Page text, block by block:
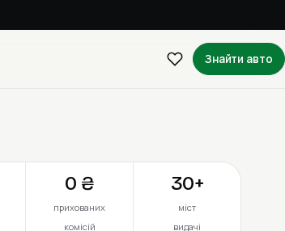
Знайти авто
0 ₴
прихованих
комісій
30+
міст
видачі